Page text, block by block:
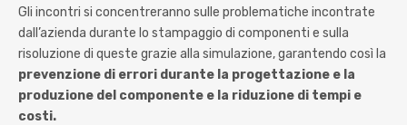
Gli incontri si concentreranno sulle problematiche incontrate
dall’azienda durante lo stampaggio di componenti e sulla
risoluzione di queste grazie alla simulazione, garantendo così la
prevenzione di errori durante la progettazione e la
produzione del componente e la riduzione di tempi e
costi.